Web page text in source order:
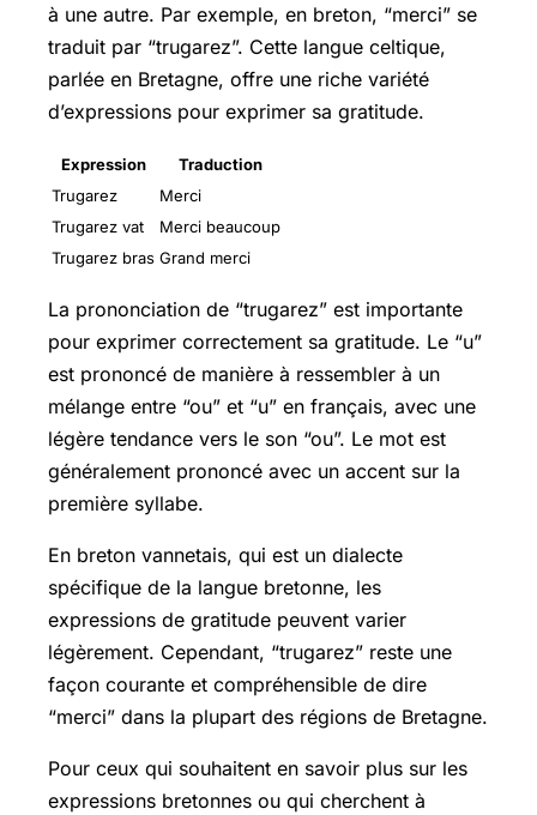
à une autre. Par exemple, en breton, “merci” se
traduit par “trugarez”. Cette langue celtique,
parlée en Bretagne, offre une riche variété
d’expressions pour exprimer sa gratitude.
Expression
Traduction
Trugarez
Merci
Trugarez vat
Merci beaucoup
Trugarez bras Grand merci
La prononciation de “trugarez” est importante
pour exprimer correctement sa gratitude. Le “u”
est prononcé de manière à ressembler à un
mélange entre “ou” et “u” en français, avec une
légère tendance vers le son “ou”. Le mot est
généralement prononcé avec un accent sur la
première syllabe.
En breton vannetais, qui est un dialecte
spécifique de la langue bretonne, les
expressions de gratitude peuvent varier
légèrement. Cependant, “trugarez” reste une
façon courante et compréhensible de dire
“merci” dans la plupart des régions de Bretagne.
Pour ceux qui souhaitent en savoir plus sur les
expressions bretonnes ou qui cherchent à